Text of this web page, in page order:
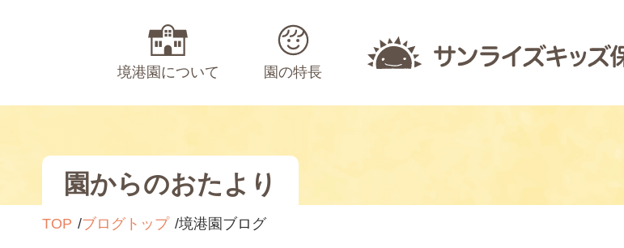
境港園について 園の特長
園からのおたより
TOP ブログトップ 境港園ブログ